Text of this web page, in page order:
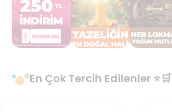
En Çok Tercih Edilenler ⭐🛒